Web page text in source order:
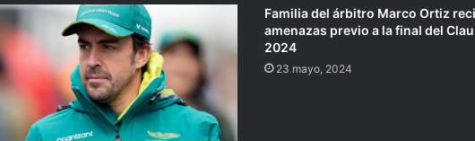
Familia del árbitro Marco Ortiz
amenazas previo a la final del
2024
23 mayo, 2024